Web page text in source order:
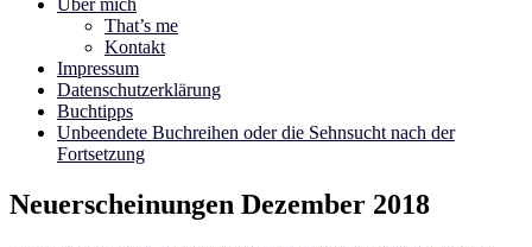
Über mich
That’s me
Kontakt
Impressum
Datenschutzerklärung
Buchtipps
Unbeendete Buchreihen oder die Sehnsucht nach der
Fortsetzung
Neuerscheinungen Dezember 2018